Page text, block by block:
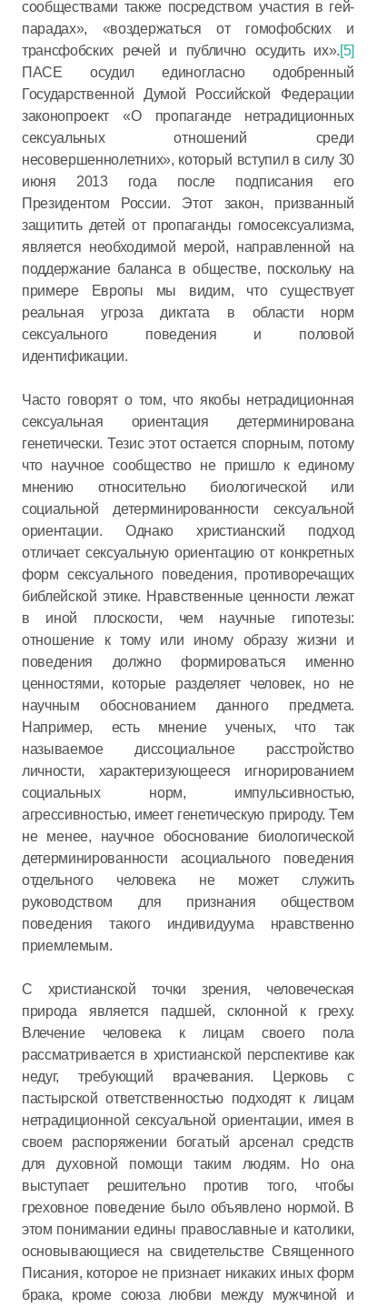
сообществами также посредством участия в гей-
парадах», «воздержаться от гомофобских и
трансфобских речей и публично осудить их».[5]
ПАСЕ осудил единогласно одобренный
Государственной Думой Российской Федерации
законопроект «О пропаганде нетрадиционных
сексуальных отношений среди
несовершеннолетних», который вступил в силу 30
июня 2013 года после подписания его
Президентом России. Этот закон, призванный
защитить детей от пропаганды гомосексуализма,
является необходимой мерой, направленной на
поддержание баланса в обществе, поскольку на
примере Европы мы видим, что существует
реальная угроза диктата в области норм
сексуального поведения и половой
идентификации.
Часто говорят о том, что якобы нетрадиционная
сексуальная ориентация детерминирована
генетически. Тезис этот остается спорным, потому
что научное сообщество не пришло к единому
мнению относительно биологической или
социальной детерминированности сексуальной
ориентации. Однако христианский подход
отличает сексуальную ориентацию от конкретных
форм сексуального поведения, противоречащих
библейской этике. Нравственные ценности лежат
в иной плоскости, чем научные гипотезы:
отношение к тому или иному образу жизни и
поведения должно формироваться именно
ценностями, которые разделяет человек, но не
научным обоснованием данного предмета.
Например, есть мнение ученых, что так
называемое диссоциальное расстройство
личности, характеризующееся игнорированием
социальных норм, импульсивностью,
агрессивностью, имеет генетическую природу. Тем
не менее, научное обоснование биологической
детерминированности асоциального поведения
отдельного человека не может служить
руководством для признания обществом
поведения такого индивидуума нравственно
приемлемым.
С христианской точки зрения, человеческая
природа является падшей, склонной к греху.
Влечение человека к лицам своего пола
рассматривается в христианской перспективе как
недуг, требующий врачевания. Церковь с
пастырской ответственностью подходят к лицам
нетрадиционной сексуальной ориентации, имея в
своем распоряжении богатый арсенал средств
для духовной помощи таким людям. Но она
выступает решительно против того, чтобы
греховное поведение было объявлено нормой. В
этом понимании едины православные и католики,
основывающиеся на свидетельстве Священного
Писания, которое не признает никаких иных форм
брака, кроме союза любви между мужчиной и